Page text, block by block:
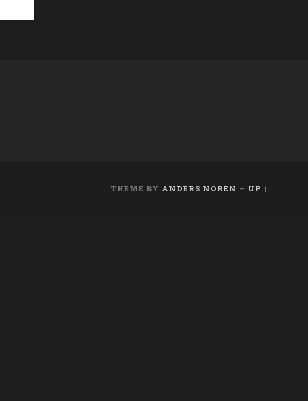
THEME BY ANDERS NOREN — UP ↑